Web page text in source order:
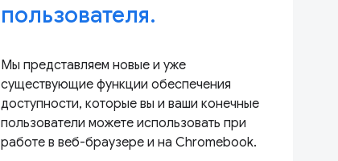
пользователя.
Мы представляем новые и уже
существующие функции обеспечения
доступности, которые вы и ваши конечные
пользователи можете использовать при
работе в веб-браузере и на Chromebook.